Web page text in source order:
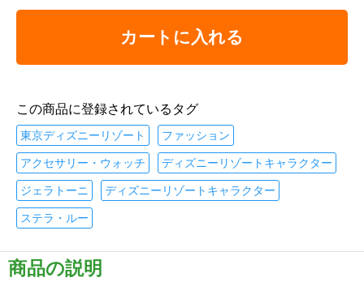
カートに入れる
この商品に登録されているタグ
東京ディズニーリゾート ファッション
アクセサリー・ウォッチ ディズニーリゾートキャラクター
ジェラトーニ ディズニーリゾートキャラクター
ステラ・ルー
商品の説明